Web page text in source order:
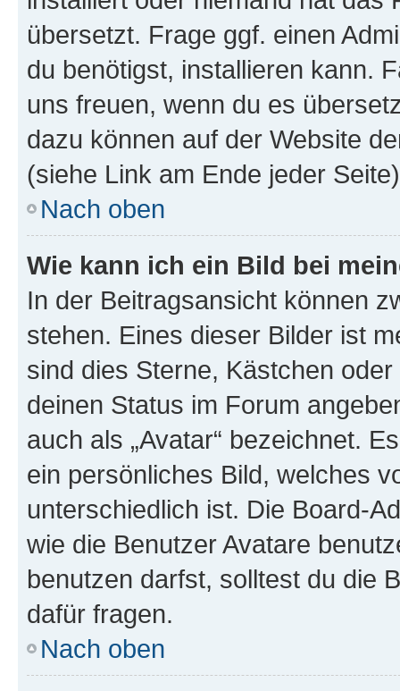
übersetzt. Frage ggf. einen
du benötigst, installieren kann.
uns freuen, wenn du es
dazu können auf der Website
(siehe Link am Ende jeder
Nach oben
Wie kann ich ein Bild bei
In der Beitragsansicht können
stehen. Eines dieser Bilder ist
sind dies Sterne, Kästchen
deinen Status im Forum
auch als „Avatar“ bezeichnet.
ein persönliches Bild, welches
unterschiedlich ist. Die Board-
wie die Benutzer Avatare
benutzen darfst, solltest du die
dafür fragen.
Nach oben